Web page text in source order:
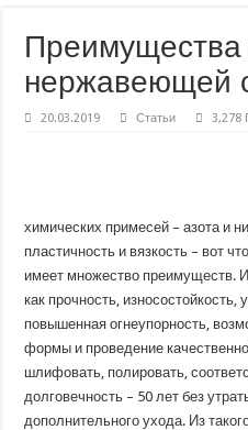
Преимущества
нержавеющей
20.03.2019 Статьи 3,278
химических примесей – азота и
пластичность и вязкость – вот
имеет множество преимуществ.
как прочность, износостойкость,
повышенная огнеупорность,
формы и проведение
шлифовать, полировать,
долговечность – 50 лет без
дополнительного ухода. Из